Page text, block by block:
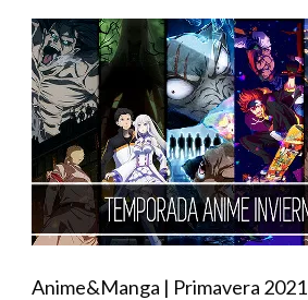
Anime&Manga | Primavera 2021